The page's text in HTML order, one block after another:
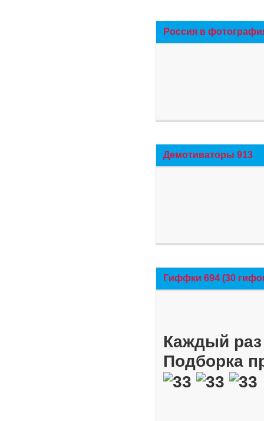
Россия в
Демотиваторы 913
Гиффки 694 (30
Каждый
Подборка